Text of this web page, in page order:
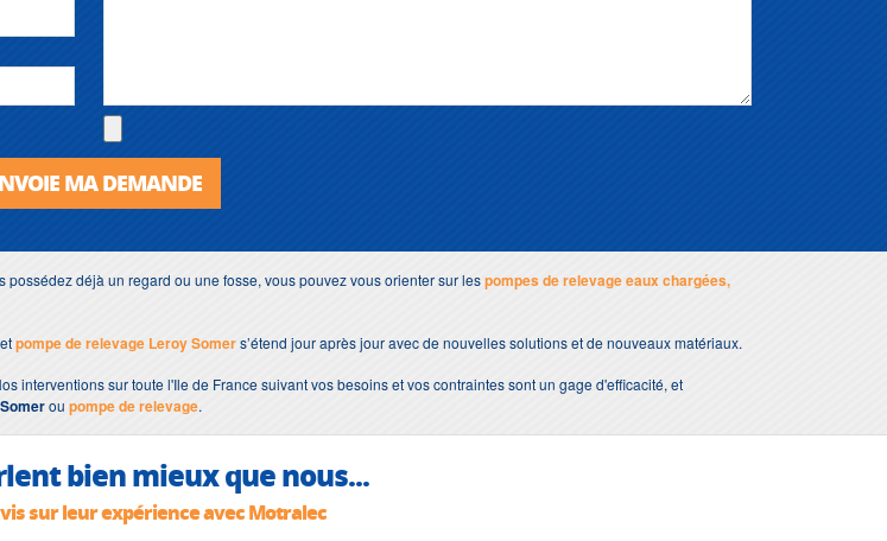
MA DEMANDE
déjà un regard ou une fosse, vous pouvez vous orienter sur lespompes de relevage eaux chargées,
etpompe de relevage Leroy Somers’étend jour après jour avec de nouvelles solutions et de nouveaux matériaux.
interventions sur toute l'Ile de France suivant vos besoins et vos contraintes sont un gage d'efficacité, et
ou pompe de relevage.
bien mieux que nous...
sur leur expérience avec Motralec